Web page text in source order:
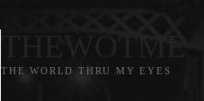
THE WORLD THRU MY EYES